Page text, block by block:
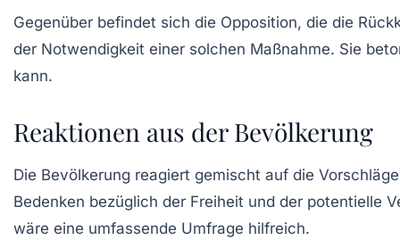
Gegenüber befindet sich die Opposition, die die
der Notwendigkeit einer solchen Maßnahme. Sie
kann.
Reaktionen aus der Bevölkerung
Die Bevölkerung reagiert gemischt auf die
Bedenken bezüglich der Freiheit und der potentielle
wäre eine umfassende Umfrage hilfreich.